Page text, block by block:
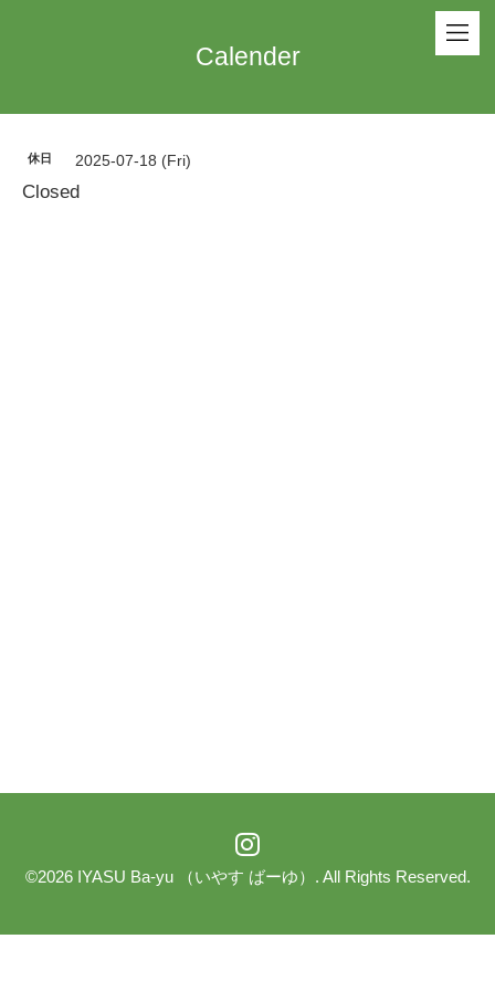
Calender
休日 2025-07-18 (Fri)
Closed
©2026 IYASU Ba-yu （いやす ばーゆ） . All Rights Reserved.